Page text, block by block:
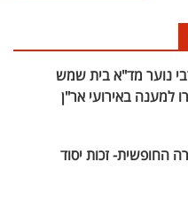
נוער מד"א בית שמש
למענה באירועי אר"ן
החופשית- זכות יסוד